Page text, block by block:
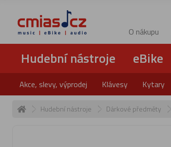
O nákupu
Hudební nástroje eBike
Akce, slevy, výprodej Klávesy Kytary
Hudební nástroje Dárkové předměty